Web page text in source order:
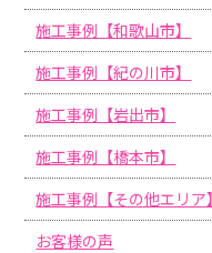
施工事例【和歌山市】
施工事例【紀の川市】
施工事例【岩出市】
施工事例【橋本市】
施工事例【その他エリア】
お客様の声